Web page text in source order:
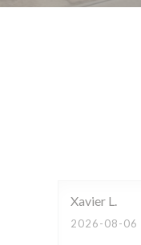
Xavier L
2026-08-06